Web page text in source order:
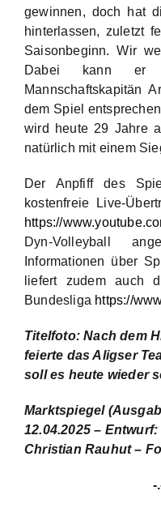
gewinnen, doch hat
hinterlassen, zuletzt
Saisonbeginn. Wir
Dabei kann er
Mannschaftskapitän
dem Spiel
wird heute 29 Jahre
natürlich mit einem
Der Anpfiff des
kostenfreie Live-
https://
Dyn-Volleyball
Informationen über
liefert zudem auch
Bundesliga https://
Titelfoto:Nach dem
feierte das Aligser
soll es heute wieder
Marktspiegel
12.04.2025– Entwurf:
Christian Rauhut –
-